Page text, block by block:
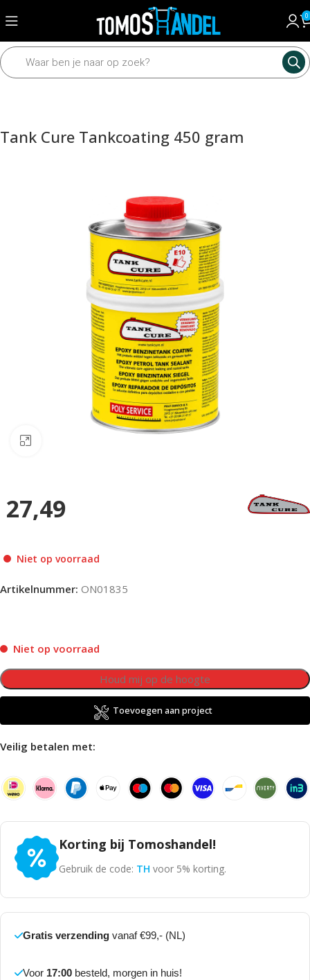
0
Home Universeel Vloeistoffen
Tank Cure Tankcoating 450 gram
27,49
Niet op voorraad
Artikelnummer: ON01835
Niet op voorraad
Toevoegen aan project
Veilig betalen met:
Korting bij Tomoshandel!
Gebruik de code: TH voor 5% korting.
Gratis verzending vanaf €99,- (NL)
Voor 17:00 besteld, morgen in huis!